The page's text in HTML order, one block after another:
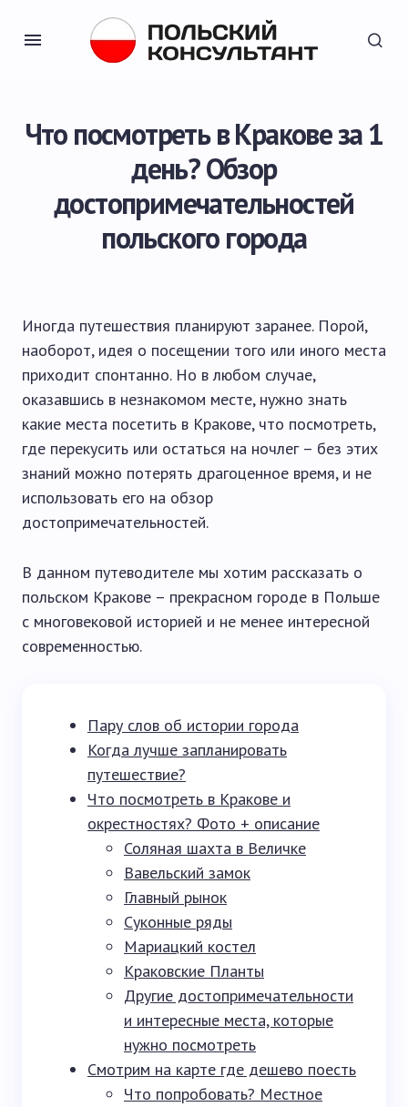
Что посмотреть в Кракове за 1
день? Обзор
достопримечательностей
польского города
Иногда путешествия планируют заранее. Порой,
наоборот, идея о посещении того или иного места
приходит спонтанно. Но в любом случае,
оказавшись в незнакомом месте, нужно знать
какие места посетить в Кракове, что посмотреть,
где перекусить или остаться на ночлег – без этих
знаний можно потерять драгоценное время, и не
использовать его на обзор
достопримечательностей.
В данном путеводителе мы хотим рассказать о
польском Кракове – прекрасном городе в Польше
с многовековой историей и не менее интересной
современностью.
Пару слов об истории города
Когда лучше запланировать
путешествие?
Что посмотреть в Кракове и
окрестностях? Фото + описание
Соляная шахта в Величке
Вавельский замок
Главный рынок
Суконные ряды
Мариацкий костел
Краковские Планты
Другие достопримечательности
и интересные места, которые
нужно посмотреть
Смотрим на карте где дешево поесть
Что попробовать? Местное